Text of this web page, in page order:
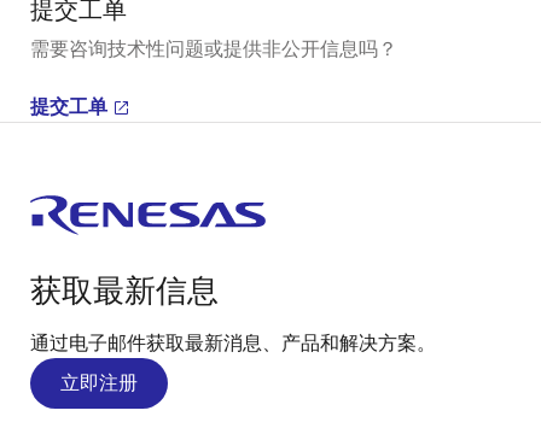
提交工单
需要咨询技术性问题或提供非公开信息吗？
提交工单
获取最新信息
通过电子邮件获取最新消息、产品和解决方案。
立即注册